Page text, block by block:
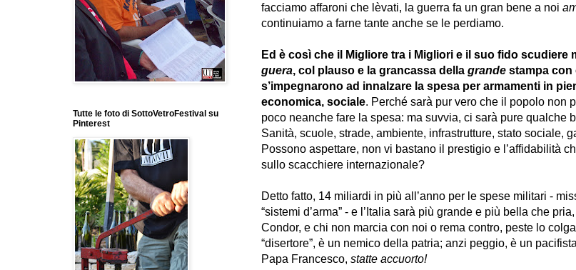
facciamo affaroni che lèvati, la guerra fa un gran bene a noi
continuiamo a farne tante anche se le perdiamo.
Ed è così che il Migliore tra i Migliori e il suo fido scudiere
guera, col plauso e la grancassa della grande stampa con
s’impegnarono ad innalzare la spesa per armamenti in
economica, sociale. Perché sarà pur vero che il popolo non
poco neanche fare la spesa: ma suvvia, ci sarà pure qualche
Sanità, scuole, strade, ambiente, infrastrutture, stato sociale,
Possono aspettare, non vi bastano il prestigio e l’affidabilità
sullo scacchiere internazionale?
Detto fatto, 14 miliardi in più all’anno per le spese militari -
“sistemi d’arma” - e l’Italia sarà più grande e più bella che
Condor, e chi non marcia con noi o rema contro, peste lo
“disertore”, è un nemico della patria; anzi peggio, è un
Papa Francesco, statte accuorto!
Tutte le foto di SottoVetroFestival su
Pinterest